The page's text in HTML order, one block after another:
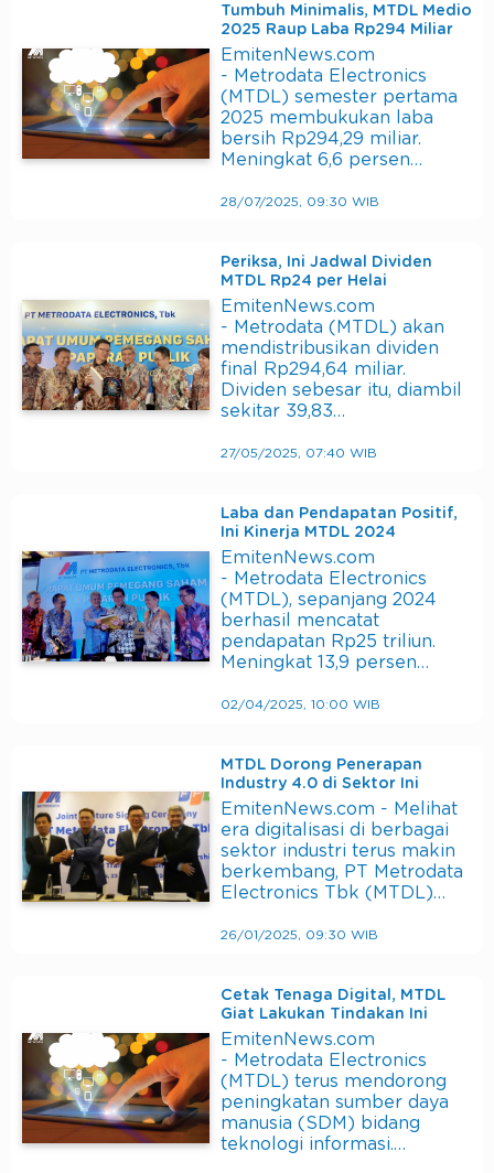
Tumbuh Minimalis, MTDL Medio
2025 Raup Laba Rp294 Miliar
EmitenNews.com
- Metrodata Electronics
(MTDL) semester pertama
2025 membukukan laba
bersih Rp294,29 miliar.
Meningkat 6,6 persen…
28/07/2025, 09:30 WIB
Periksa, Ini Jadwal Dividen
MTDL Rp24 per Helai
EmitenNews.com
- Metrodata (MTDL) akan
mendistribusikan dividen
final Rp294,64 miliar.
Dividen sebesar itu, diambil
sekitar 39,83…
27/05/2025, 07:40 WIB
Laba dan Pendapatan Positif,
Ini Kinerja MTDL 2024
EmitenNews.com
- Metrodata Electronics
(MTDL), sepanjang 2024
berhasil mencatat
pendapatan Rp25 triliun.
Meningkat 13,9 persen…
02/04/2025, 10:00 WIB
MTDL Dorong Penerapan
Industry 4.0 di Sektor Ini
EmitenNews.com - Melihat
era digitalisasi di berbagai
sektor industri terus makin
berkembang, PT Metrodata
Electronics Tbk (MTDL)…
26/01/2025, 09:30 WIB
Cetak Tenaga Digital, MTDL
Giat Lakukan Tindakan Ini
EmitenNews.com
- Metrodata Electronics
(MTDL) terus mendorong
peningkatan sumber daya
manusia (SDM) bidang
teknologi informasi.…